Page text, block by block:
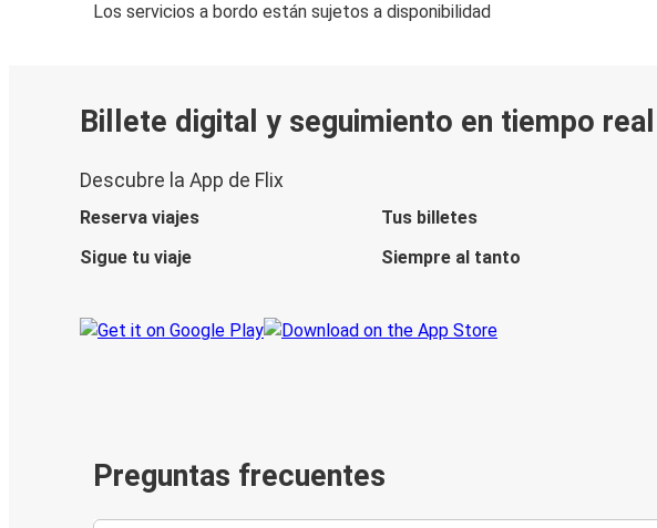
Los servicios a bordo están sujetos a disponibilidad
Billete digital y seguimiento en tiempo real
Descubre la App de Flix
Reserva viajes
Tus billetes
Sigue tu viaje
Siempre al tanto
Preguntas frecuentes